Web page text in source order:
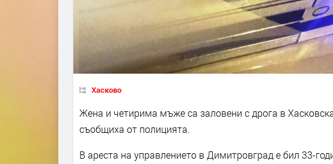
Хасково
Жена и четирима мъже са заловени с дрога в
съобщиха от полицията.
В ареста на управлението в Димитровград е бил 33-